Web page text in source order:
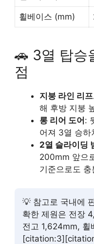
휠베이스 (mm)
🚗 3열 탑승
점
지붕 라인 리
해 후방 지붕
롱 리어 도어 :
어져 3열 승하
2열 슬라이딩
200mm 앞으
기준으로도 충
💡 참고로 국내에
확한 제원은 전장
전고 1,624mm,